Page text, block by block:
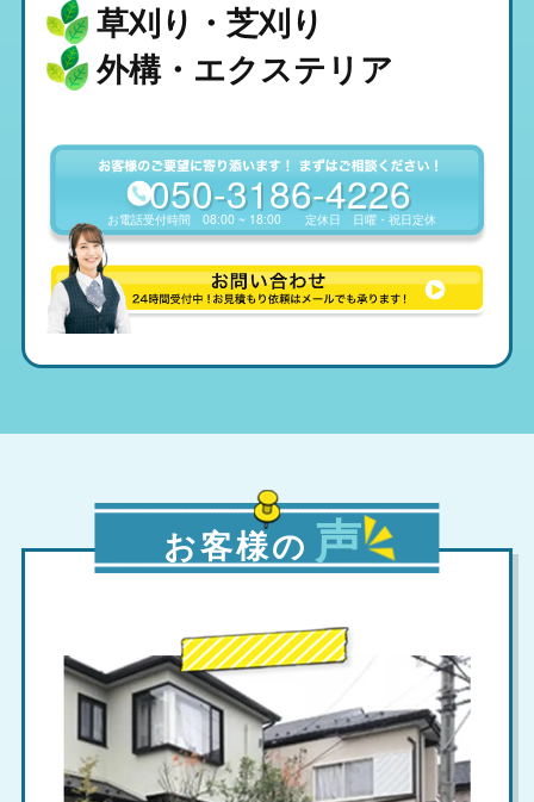
草刈り・芝刈り
外構・エクステリア
050-3186-4226
お電話受付時間08:00 ~ 18:00 定休日 日曜・祝日定休
お客様の 声